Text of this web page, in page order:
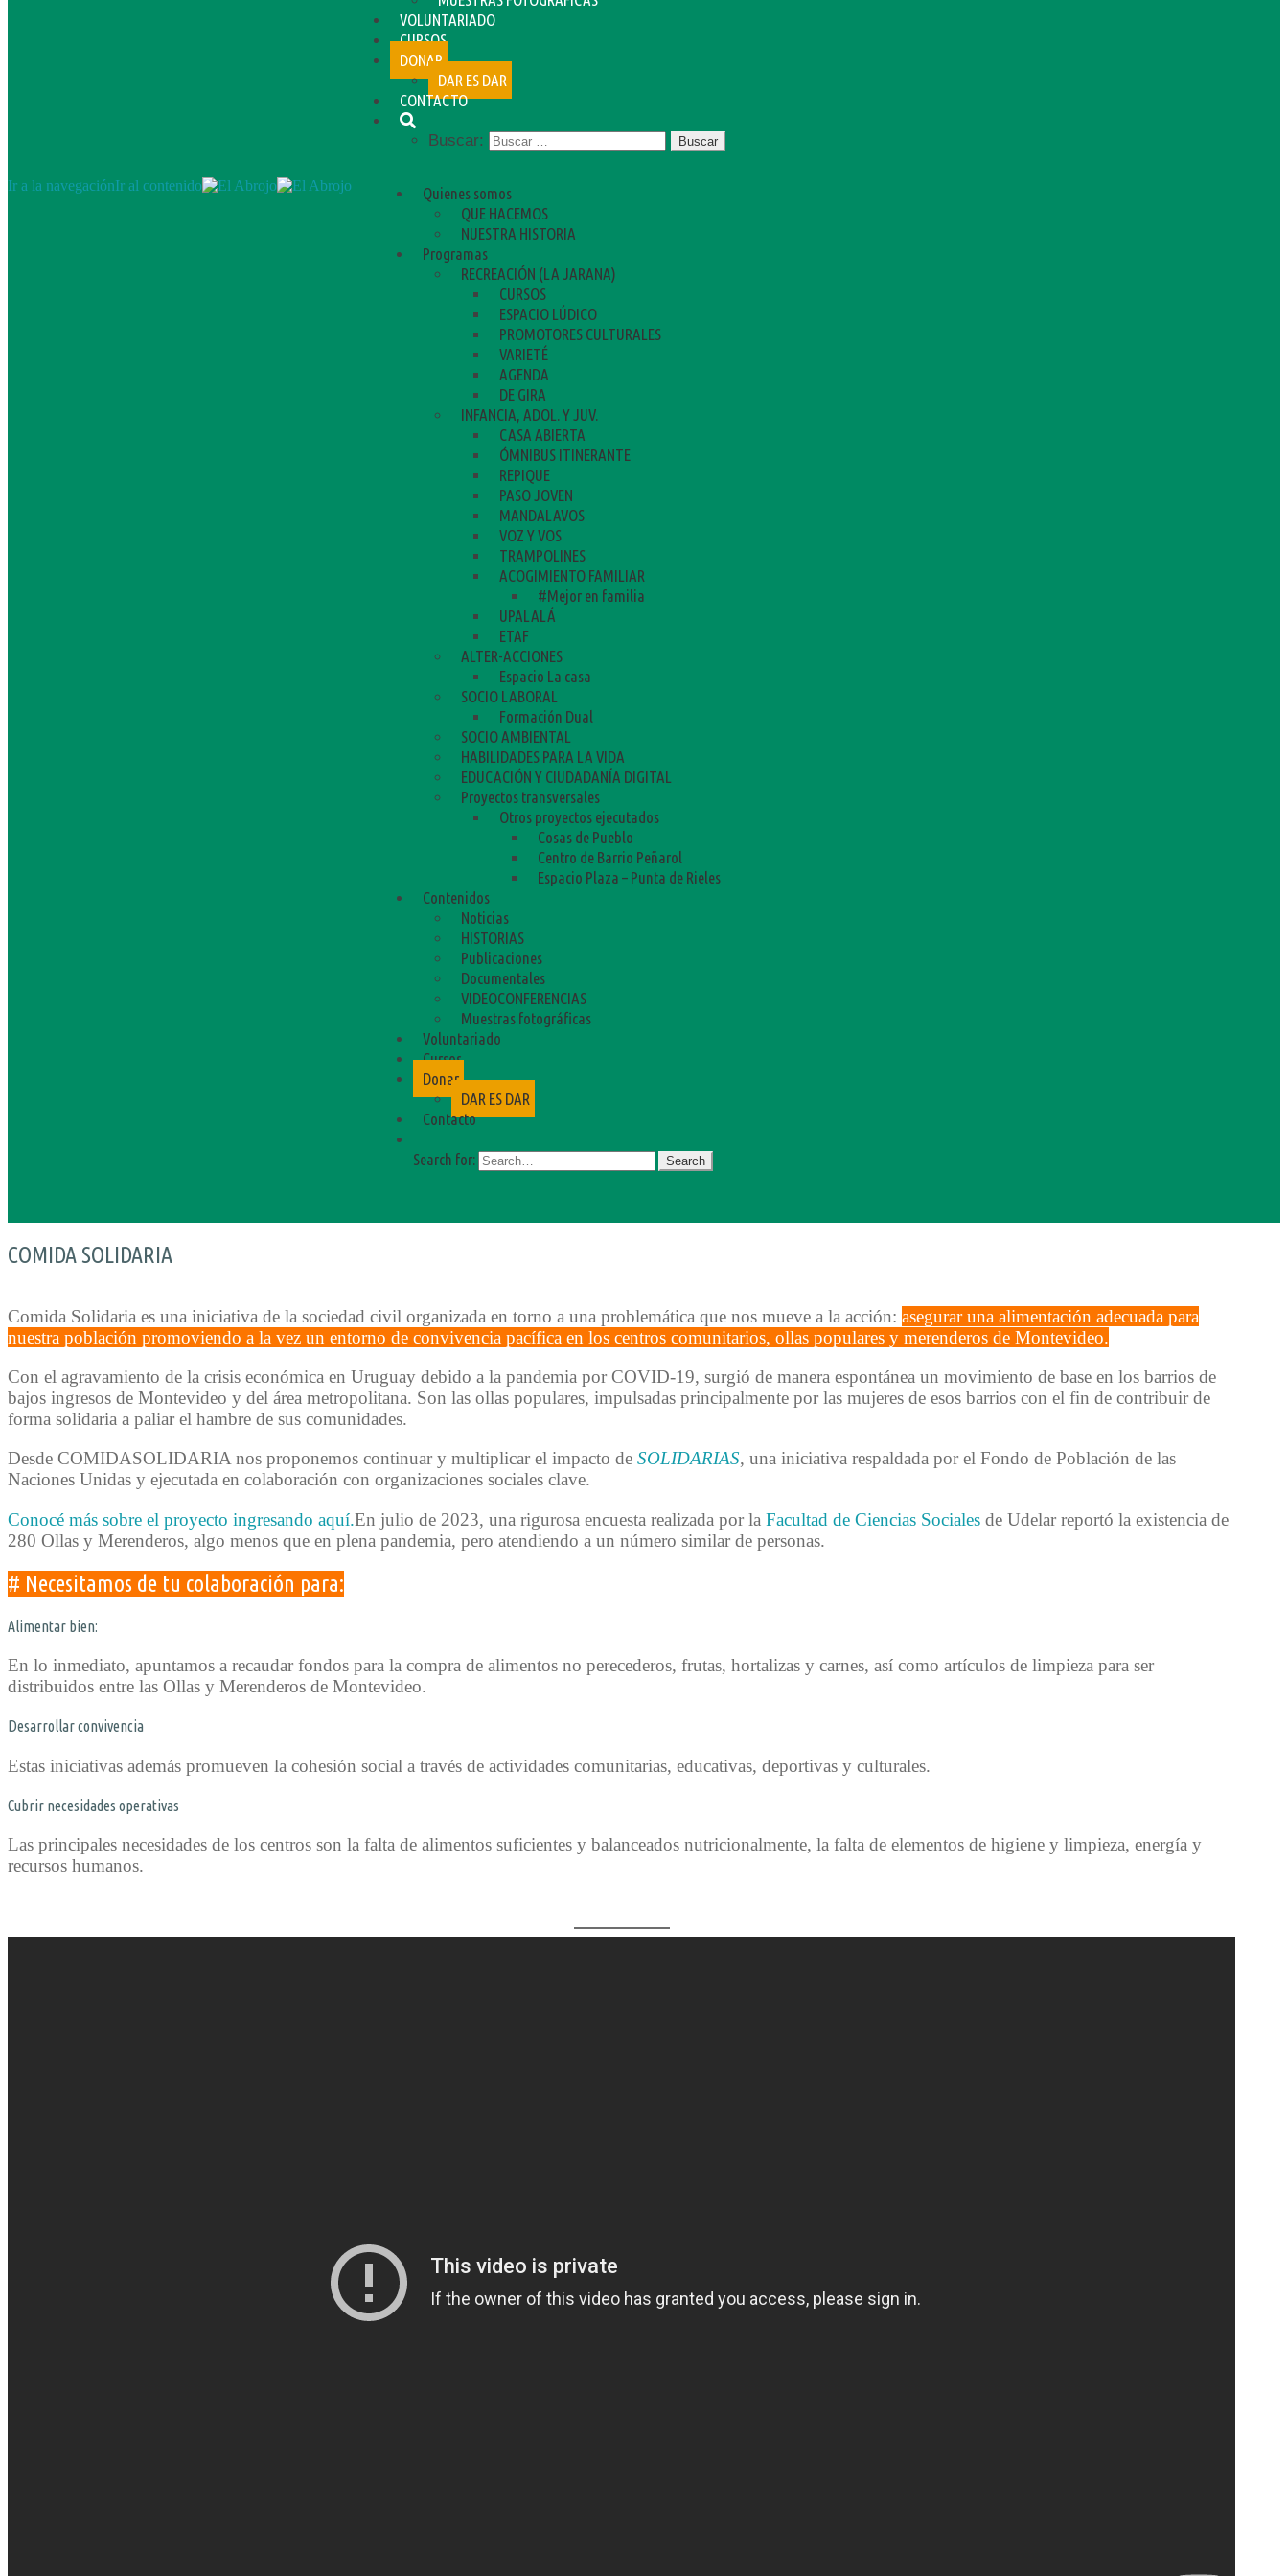
Ir a la navegaciónIr al contenido
VOLUNTARIADO
CURSOS
DONAR
DAR ES DAR
CONTACTO
Buscar:
Quienes somos
QUE HACEMOS
NUESTRA HISTORIA
Programas
RECREACIÓN (LA JARANA)
CURSOS
ESPACIO LÚDICO
PROMOTORES CULTURALES
VARIETÉ
AGENDA
DE GIRA
INFANCIA, ADOL. Y JUV.
CASA ABIERTA
ÓMNIBUS ITINERANTE
REPIQUE
PASO JOVEN
MANDALAVOS
VOZ Y VOS
TRAMPOLINES
ACOGIMIENTO FAMILIAR
#Mejor en familia
UPALALÁ
ETAF
ALTER-ACCIONES
Espacio La casa
SOCIO LABORAL
Formación Dual
SOCIO AMBIENTAL
HABILIDADES PARA LA VIDA
EDUCACIÓN Y CIUDADANÍA DIGITAL
Proyectos transversales
Otros proyectos ejecutados
Cosas de Pueblo
Centro de Barrio Peñarol
Espacio Plaza – Punta de Rieles
Contenidos
Noticias
HISTORIAS
Publicaciones
Documentales
VIDEOCONFERENCIAS
Muestras fotográficas
Voluntariado
Cursos
Donar
DAR ES DAR
Contacto
Search for:
COMIDA SOLIDARIA
Comida Solidaria es una iniciativa de la sociedad civil organizada en torno a una problemática que nos mueve a la acción: asegurar una alimentación adecuada para
nuestra población promoviendo a la vez un entorno de convivencia pacífica en los centros comunitarios, ollas populares y merenderos de Montevideo.
Con el agravamiento de la crisis económica en Uruguay debido a la pandemia por COVID-19, surgió de manera espontánea un movimiento de base en los barrios de
bajos ingresos de Montevideo y del área metropolitana. Son las ollas populares, impulsadas principalmente por las mujeres de esos barrios con el fin de contribuir de
forma solidaria a paliar el hambre de sus comunidades.
Desde COMIDASOLIDARIA nos proponemos continuar y multiplicar el impacto de SOLIDARIAS, una iniciativa respaldada por el Fondo de Población de las
Naciones Unidas y ejecutada en colaboración con organizaciones sociales clave.
Conocé más sobre el proyecto ingresando aquí.En julio de 2023, una rigurosa encuesta realizada por la Facultad de Ciencias Sociales de Udelar reportó la existencia de
280 Ollas y Merenderos, algo menos que en plena pandemia, pero atendiendo a un número similar de personas.
# Necesitamos de tu colaboración para:
Alimentar bien:
En lo inmediato, apuntamos a recaudar fondos para la compra de alimentos no perecederos, frutas, hortalizas y carnes, así como artículos de limpieza para ser
distribuidos entre las Ollas y Merenderos de Montevideo.
Desarrollar convivencia
Estas iniciativas además promueven la cohesión social a través de actividades comunitarias, educativas, deportivas y culturales.
Cubrir necesidades operativas
Las principales necesidades de los centros son la falta de alimentos suficientes y balanceados nutricionalmente, la falta de elementos de higiene y limpieza, energía y
recursos humanos.